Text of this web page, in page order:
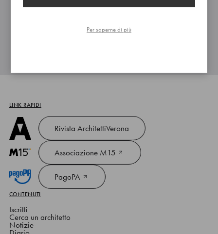
LINK RAPIDI
Rivista ArchitettiVerona
Associazione M15
PagoPA
CONTENUTI
Iscritti
Cerca un architetto
Notizie
Per saperne di più